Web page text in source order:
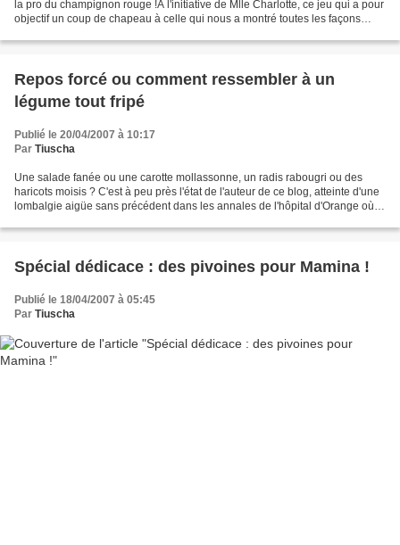
la pro du champignon rouge !A l'initiative de Mlle Charlotte, ce jeu qui a pour
objectif un coup de chapeau à celle qui nous a montré toutes les façons
Repos forcé ou comment ressembler à un
légume tout fripé
Publié le 20/04/2007 à 10:17
Par Tiuscha
Une salade fanée ou une carotte mollassonne, un radis rabougri ou des
haricots moisis ? C'est à peu près l'état de l'auteur de ce blog, atteinte d'une
lombalgie aigüe sans précédent dans les annales de l'hôpital d'Orange où
Spécial dédicace : des pivoines pour Mamina !
Publié le 18/04/2007 à 05:45
Par Tiuscha